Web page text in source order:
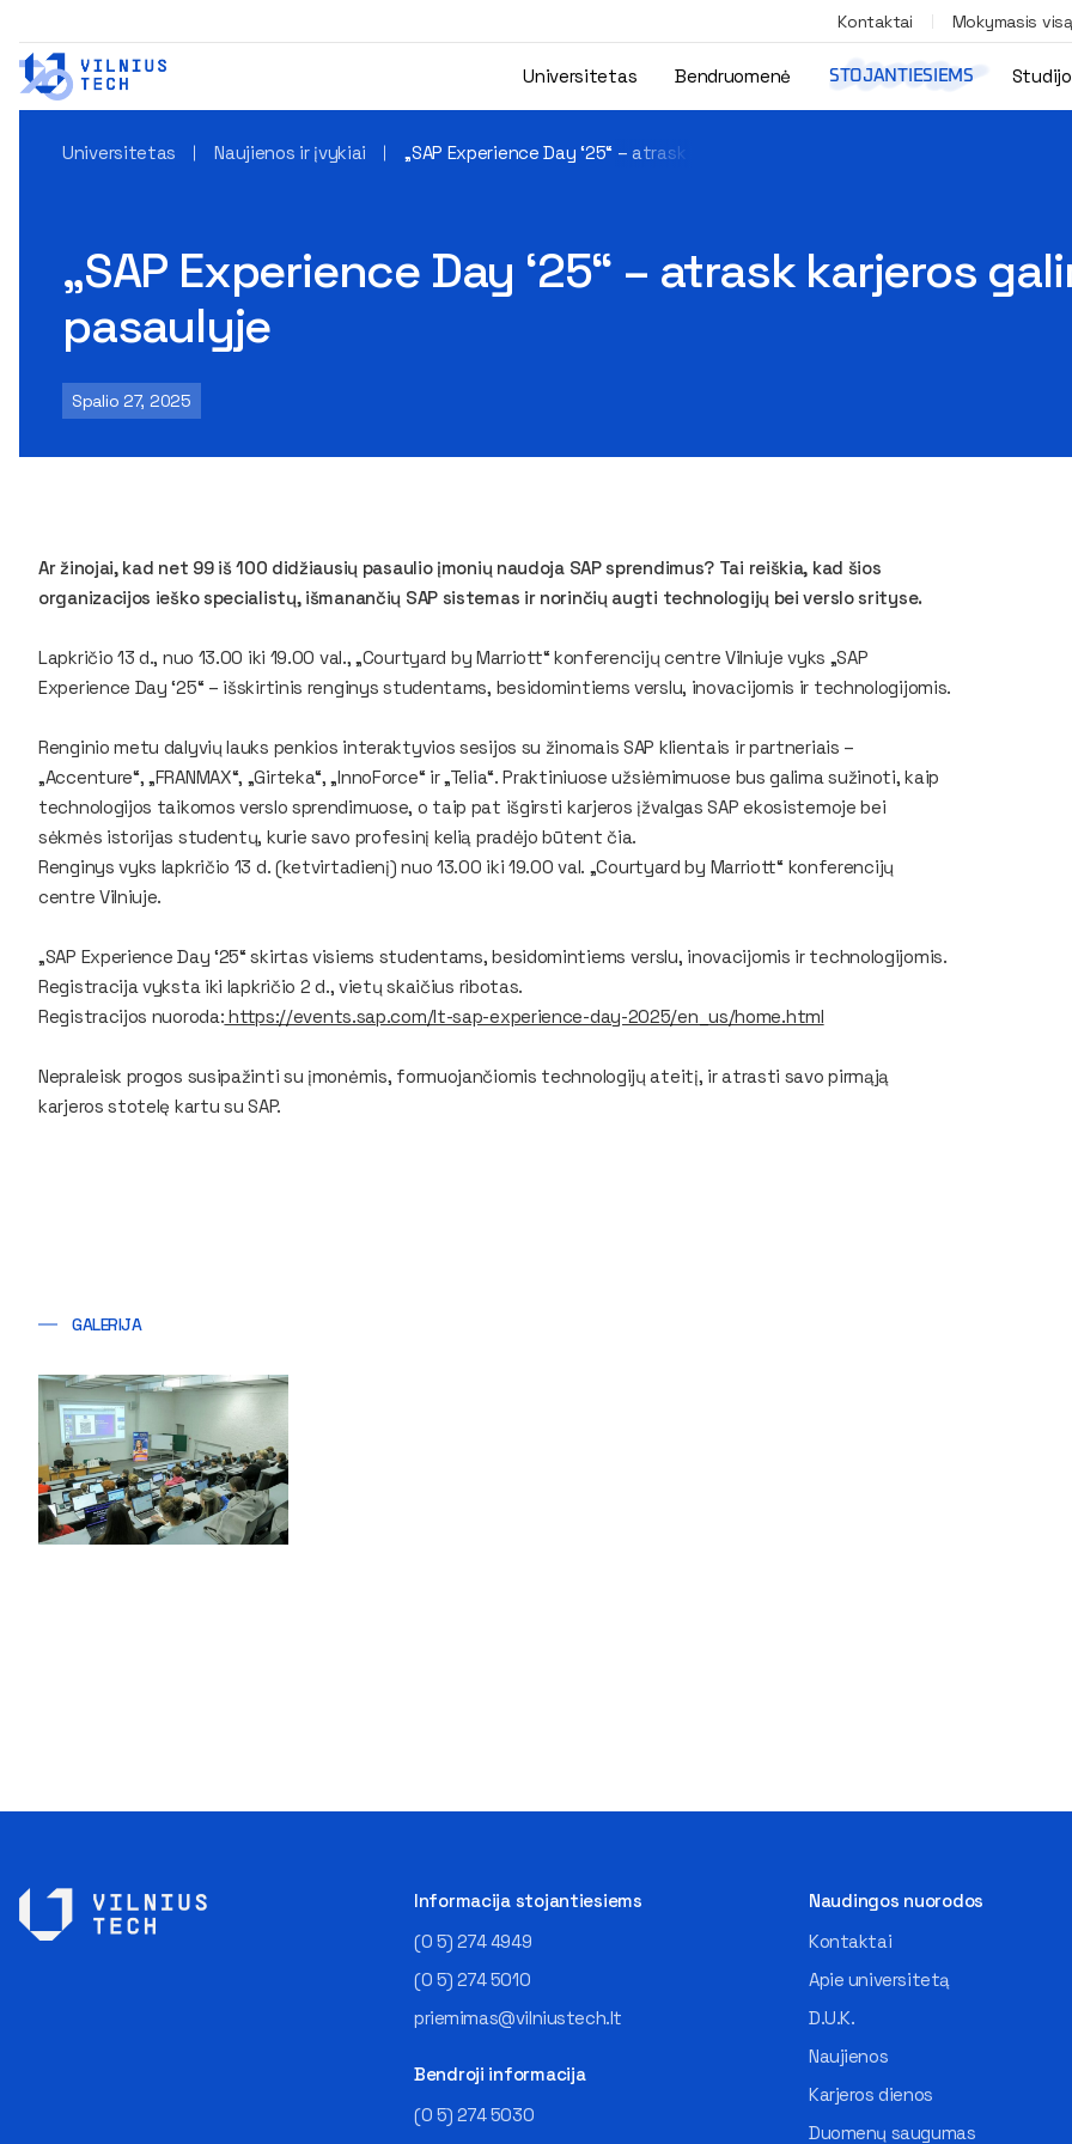
Kontaktai Mokymasis
Universitetas Bendruomenė STOJANTIESIEMS
Universitetas Naujienos ir įvykiai „SAP Experience Day ‘25“ – atrask karjeros galimybes technologijų pasaulyje
„SAP Experience Day ‘25“ – atrask karjeros
pasaulyje
Spalio 27, 2025
Ar žinojai, kad net 99 iš 100 didžiausių pasaulio įmonių naudoja SAP sprendimus? Tai reiškia, kad šios
organizacijos ieško specialistų, išmanančių SAP sistemas ir norinčių augti technologijų bei verslo srityse.
Lapkričio 13 d., nuo 13.00 iki 19.00 val., „Courtyard by Marriott“ konferencijų centre Vilniuje vyks „SAP
Experience Day ‘25“ – išskirtinis renginys studentams, besidomintiems verslu, inovacijomis ir technologijomis.
Renginio metu dalyvių lauks penkios interaktyvios sesijos su žinomais SAP klientais ir partneriais –
„Accenture“, „FRANMAX“, „Girteka“, „InnoForce“ ir „Telia“. Praktiniuose užsiėmimuose bus galima sužinoti, kaip
technologijos taikomos verslo sprendimuose, o taip pat išgirsti karjeros įžvalgas SAP ekosistemoje bei
sėkmės istorijas studentų, kurie savo profesinį kelią pradėjo būtent čia.
Renginys vyks lapkričio 13 d. (ketvirtadienį) nuo 13.00 iki 19.00 val. „Courtyard by Marriott“ konferencijų
centre Vilniuje.
„SAP Experience Day ‘25“ skirtas visiems studentams, besidomintiems verslu, inovacijomis ir technologijomis.
Registracija vyksta iki lapkričio 2 d., vietų skaičius ribotas.
Registracijos nuoroda: https://events.sap.com/lt-sap-experience-day-2025/en_us/home.html
Nepraleisk progos susipažinti su įmonėmis, formuojančiomis technologijų ateitį, ir atrasti savo pirmąją
karjeros stotelę kartu su SAP.
GALERIJA
Informacija stojantiesiems
(0 5) 274 4949
(0 5) 274 5010
priemimas@vilniustech.lt
Bendroji informacija
(0 5) 274 5030
Naudingos nuorodos
Kontaktai
Apie universitetą
D.U.K.
Naujienos
Karjeros dienos
Duomenų saugumas